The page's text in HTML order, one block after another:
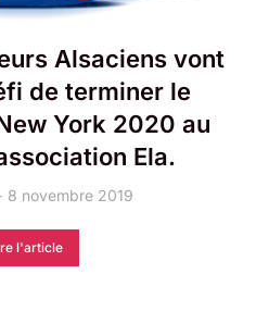
Alsaciens vont
de terminer le
York 2020 au
Ela.
8 novembre 2019
l'article